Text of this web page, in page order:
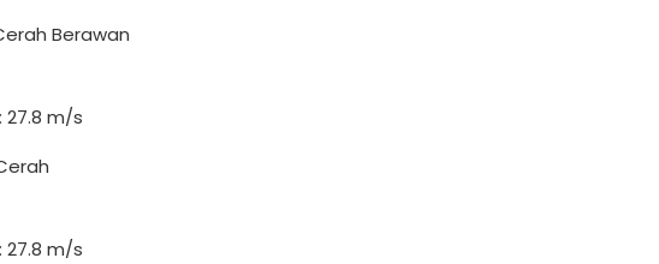
Berawan
m/s
m/s